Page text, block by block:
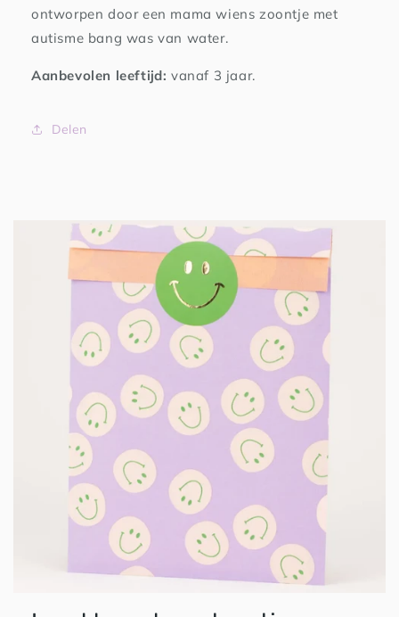
ontworpen door een mama wiens zoontje met
autisme bang was van water.
Aanbevolen leeftijd: vanaf 3 jaar.
Delen